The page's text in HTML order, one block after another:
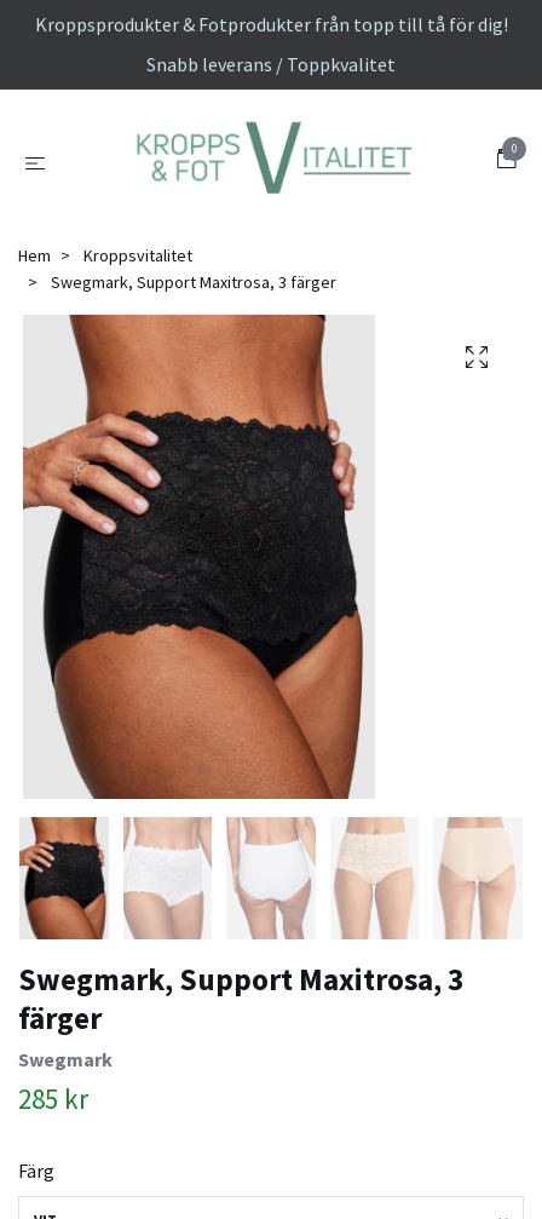
Kroppsprodukter & Fotprodukter från topp till tå för dig!
Snabb leverans / Toppkvalitet
0
Hem
Kroppsvitalitet
Swegmark, Support Maxitrosa, 3 färger
Swegmark, Support Maxitrosa, 3
färger
Swegmark
285 kr
Färg